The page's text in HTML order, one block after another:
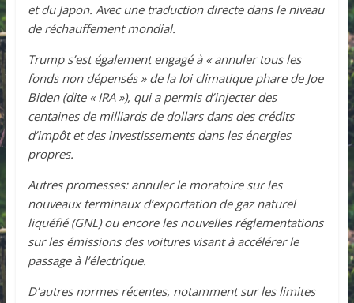
et du Japon. Avec une traduction directe dans le niveau
de réchauffement mondial.
Trump s’est également engagé à « annuler tous les
fonds non dépensés » de la loi climatique phare de Joe
Biden (dite « IRA »), qui a permis d’injecter des
centaines de milliards de dollars dans des crédits
d’impôt et des investissements dans les énergies
propres.
Autres promesses: annuler le moratoire sur les
nouveaux terminaux d’exportation de gaz naturel
liquéfié (GNL) ou encore les nouvelles réglementations
sur les émissions des voitures visant à accélérer le
passage à l’électrique.
D’autres normes récentes, notamment sur les limites